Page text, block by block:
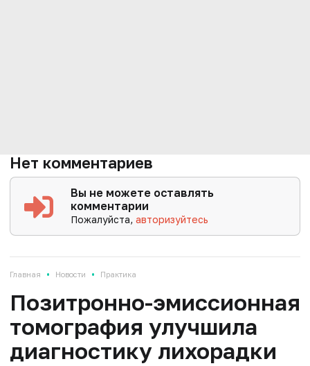
Нет комментариев
Вы не можете оставлять
комментарии
Пожалуйста,авторизуйтесь
Главная • Новости • Практика
Позитронно-эмиссионная
томография улучшила
диагностику лихорадки